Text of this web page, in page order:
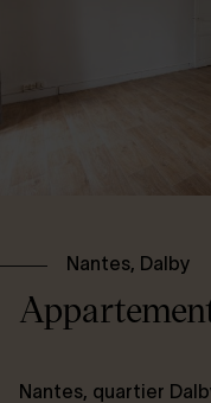
Nantes, Dalby
Nantes, quartier